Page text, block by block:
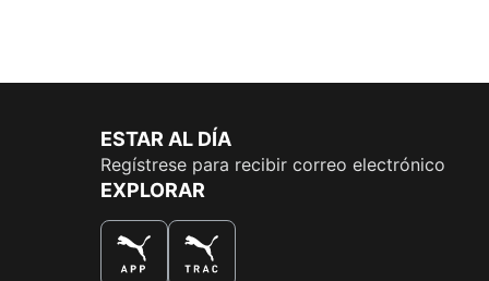
ESTAR AL DÍA
Regístrese para recibir correo electrónico
EXPLORAR